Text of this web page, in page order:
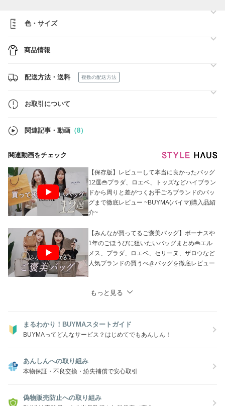
平日14：00までのご注文確定分を当日発送させていただきます。
土日祝は発送のお休みをいただいております。
当店でお取り扱いする商品はすべて手元に在庫を確保しております。在
庫がある商品は在庫表記を【◎】にて表示しておりますので在庫確認を
せずご注文にお進みください☆
色・サイズ
商品情報
配送方法・送料 複数の配送方法
お取引について
関連記事・動画 （8）
関連動画をチェック
【保存版】レビューして本当に良かったバッグ
12選👜プラダ、ロエベ、トッズなどハイブラン
ドから周りと差がつくお手ごろブランドのバッ
グまで徹底レビュー ~BUYMA(バイマ)購入品紹
介~
【みんなが買ってるご褒美バッグ】ボーナスや
1年のごほうびに狙いたいバッグまとめ👜エル
メス、プラダ、ロエベ、セリーヌ、ザロウなど
人気ブランドの買うべきバッグを徹底レビュー
もっと見る
まるわかり！BUYMAスタートガイド
BUYMAってどんなサービス？はじめてでもあんしん！
あんしんへの取り組み
本物保証・不良交換・紛失補償で安心取引
偽物販売防止への取り組み